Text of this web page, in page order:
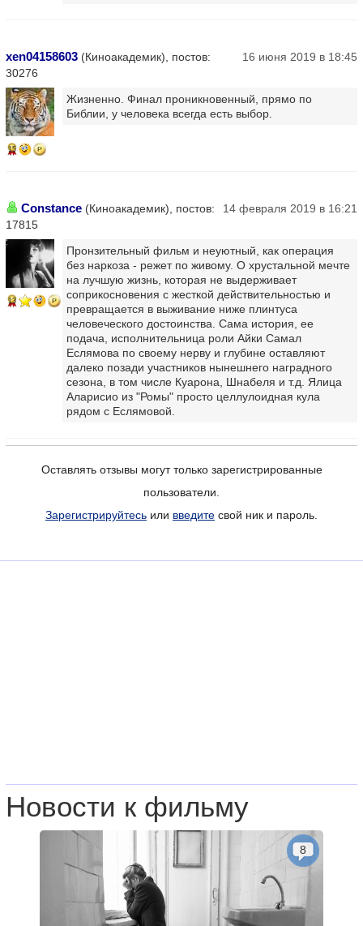
xen04158603 (Киноакадемик), постов:
30276
16 июня 2019 в 18:45
15
Жизненно. Финал проникновенный, прямо по
Библии, у человека всегда есть выбор.
Constance (Киноакадемик), постов:
17815
14 февраля 2019 в 16:21
13
Пронзительный фильм и неуютный, как операция
без наркоза - режет по живому. О хрустальной мечте
на лучшую жизнь, которая не выдерживает
соприкосновения с жесткой действительностью и
превращается в выживание ниже плинтуса
человеческого достоинства. Сама история, ее
подача, исполнительница роли Айки Самал
Еслямова по своему нерву и глубине оставляют
далеко позади участников нынешнего наградного
сезона, в том числе Куарона, Шнабеля и т.д. Ялица
Аларисио из "Ромы" просто целлулоидная кула
рядом с Еслямовой.
Оставлять отзывы могут только зарегистрированные
пользователи.
Зарегистрируйтесь или введите свой ник и пароль.
Новости к фильму
8